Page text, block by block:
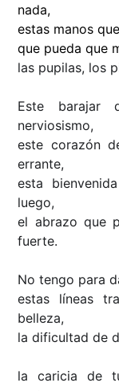
nada,
estas manos
que pueda que
las pupilas, los
Este barajar
nerviosismo,
este corazón
errante,
esta
luego,
el abrazo que
fuerte.
No tengo para
estas líneas
belleza,
la dificultad de
la caricia de